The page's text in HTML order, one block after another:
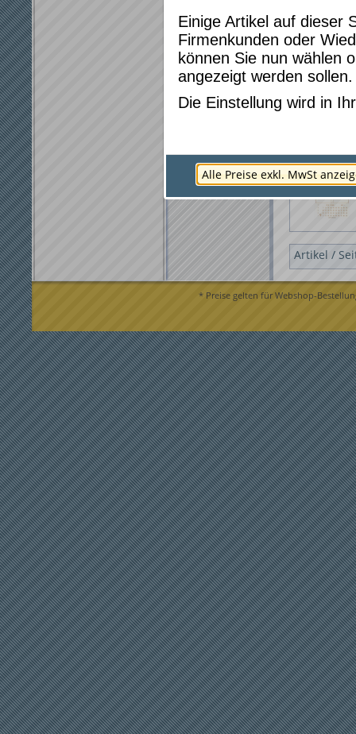
100
Artikel /
* Preise gelten für Webshop-
Einige Artikel auf dieser
Firmenkunden oder
können Sie nun wählen
angezeigt werden sollen.
Die Einstellung wird in
Alle Preise exkl. MwSt